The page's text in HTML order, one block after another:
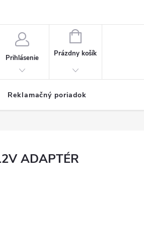
Prihlásenie
NÁKUPNÝ
KOŠÍK
Prázdny košík
Reklamačný poriadok
ADAPTÉR